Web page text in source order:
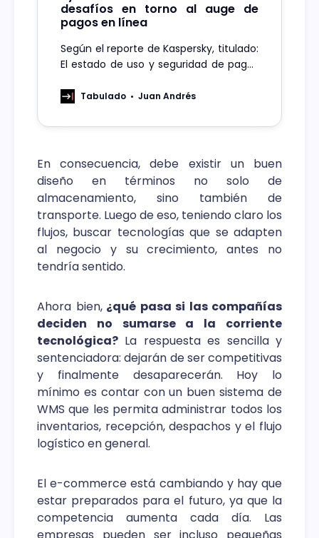
desafíos en torno al auge de
pagos en línea
Según el reporte de Kaspersky, titulado:
El estado de uso y seguridad de pagos
que el 89% de los chilenos pide la
Pymes.
Tabulado Juan Andrés
En consecuencia, debe existir un buen
diseño en términos no solo de
almacenamiento, sino también de
transporte. Luego de eso, teniendo claro los
flujos, buscar tecnologías que se adapten
al negocio y su crecimiento, antes no
tendría sentido.
Ahora bien,¿qué pasa si las compañías
deciden no sumarse a la corriente
tecnológica? La respuesta es sencilla y
sentenciadora: dejarán de ser competitivas
y finalmente desaparecerán. Hoy lo
mínimo es contar con un buen sistema de
WMS que les permita administrar todos los
inventarios, recepción, despachos y el flujo
logístico en general.
El e-commerce está cambiando y hay que
estar preparados para el futuro, ya que la
competencia aumenta cada día. Las
empresas pueden ser incluso pequeñas